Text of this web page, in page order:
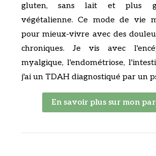
gluten, sans lait et plus
végétalienne. Ce mode de vie
pour mieux-vivre avec des
chroniques. Je vis avec
myalgique, l'endométriose,
j'ai un TDAH diagnostiqué par un
En savoir plus sur mon